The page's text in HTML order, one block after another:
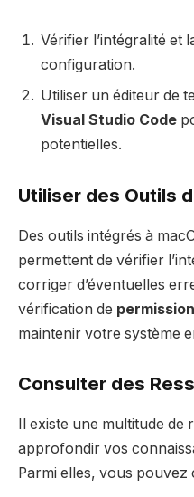
Vérifier l’intégralité et
configuration.
Utiliser un éditeur de
Visual Studio Code
potentielles.
Utiliser des Outils
Des outils intégrés à
permettent de vérifier
corriger d’éventuelles
vérification de permission
maintenir votre système
Consulter des
Il existe une multitude de
approfondir vos
Parmi elles, vous pouvez